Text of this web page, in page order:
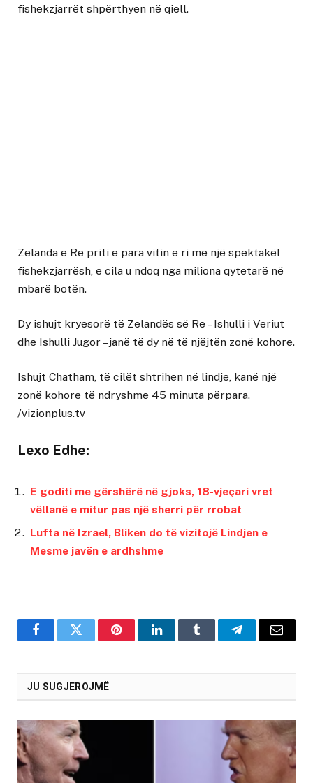
fishekzjarrët shpërthyen në qiell.
Zelanda e Re priti e para vitin e ri me një spektakël
fishekzjarrësh, e cila u ndoq nga miliona qytetarë në
mbarë botën.
Dy ishujt kryesorë të Zelandës së Re – Ishulli i Veriut
dhe Ishulli Jugor – janë të dy në të njëjtën zonë kohore.
Ishujt Chatham, të cilët shtrihen në lindje, kanë një
zonë kohore të ndryshme 45 minuta përpara.
/vizionplus.tv
Lexo Edhe:
E goditi me gërshërë në gjoks, 18-vjeçari vret
vëllanë e mitur pas një sherri për rrobat
Lufta në Izrael, Bliken do të vizitojë Lindjen e
Mesme javën e ardhshme
FacebookTwitter PinterestLinkedInTumblr TelegramEmail
JU SUGJEROJMË